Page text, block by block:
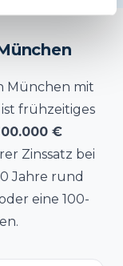
München mit
frühzeitiges
€
Zinssatz bei
Jahre rund
eine 100-